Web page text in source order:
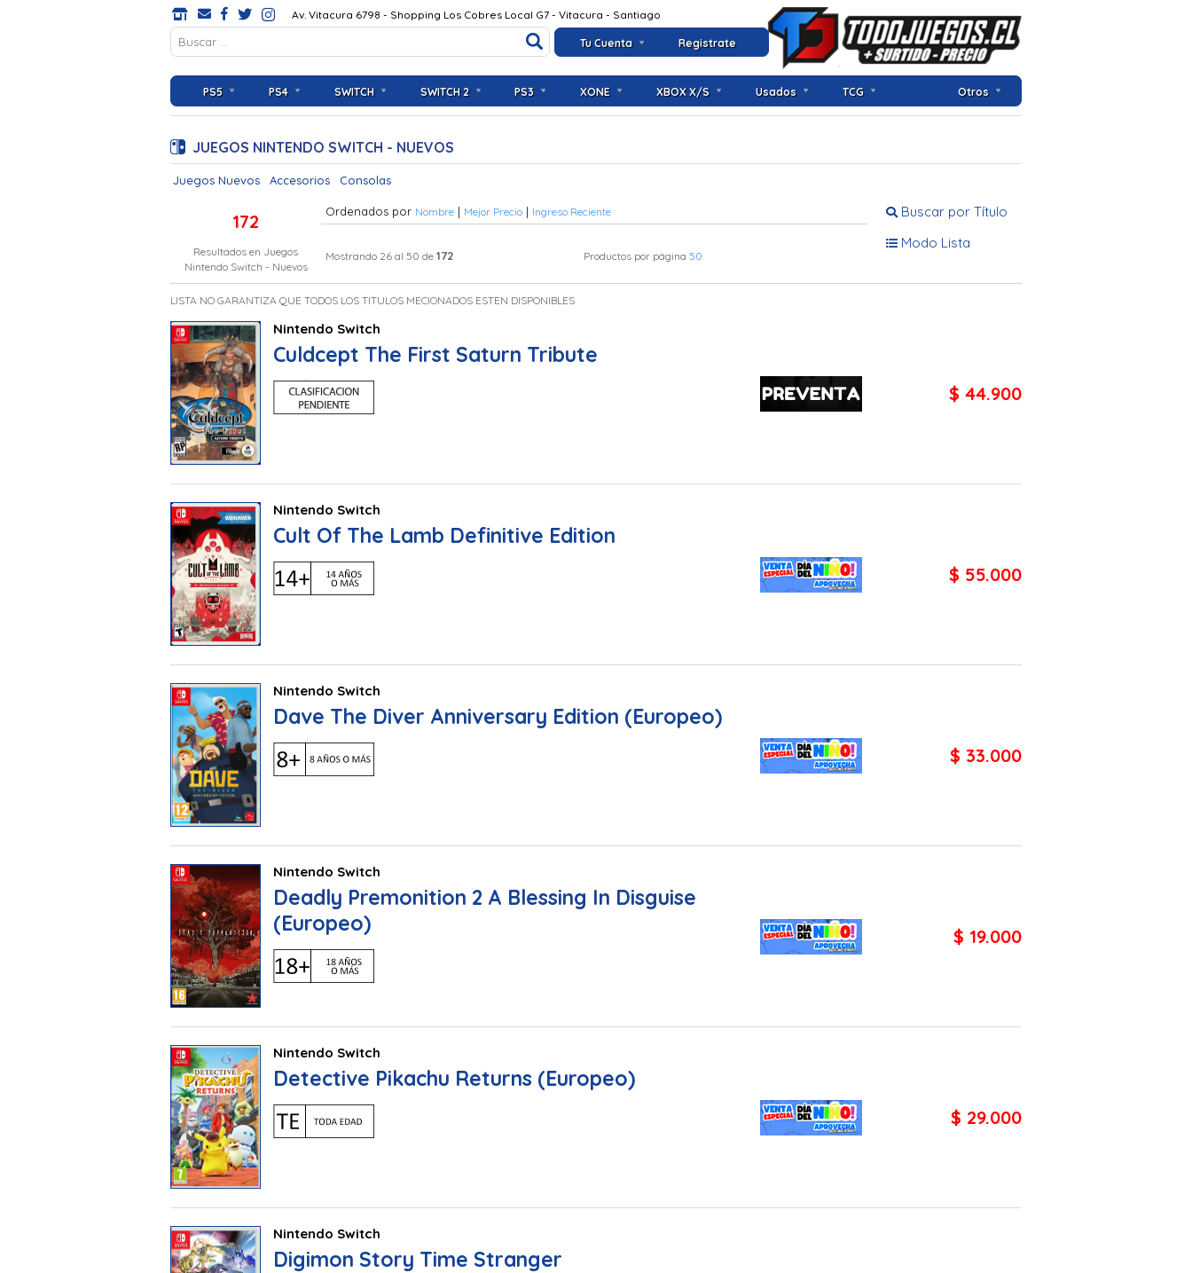
Tu Cuenta Registrate
Av. Vitacura 6798 - Shopping Los Cobres Local G7 - Vitacura - Santiago
PS5 PS4 SWITCH SWITCH 2 PS3 XONE XBOX X/S Usados TCG Otros
JUEGOS NINTENDO SWITCH - NUEVOS
Juegos Nuevos Accesorios Consolas
Buscar por Título
Modo Lista
172
Resultados en Juegos
Nintendo Switch - Nuevos
Ordenados por Nombre | Mejor Precio | Ingreso Reciente
Mostrando 26 al 50 de 172 Productos por página 50
LISTA NO GARANTIZA QUE TODOS LOS TITULOS MECIONADOS ESTEN DISPONIBLES
Nintendo Switch
Culdcept The First Saturn Tribute
$ 44.900
Nintendo Switch
Cult Of The Lamb Definitive Edition
$ 55.000
Nintendo Switch
Dave The Diver Anniversary Edition (Europeo)
$ 33.000
Nintendo Switch
Deadly Premonition 2 A Blessing In Disguise
(Europeo)
$ 19.000
Nintendo Switch
Detective Pikachu Returns (Europeo)
$ 29.000
Nintendo Switch
Digimon Story Time Stranger